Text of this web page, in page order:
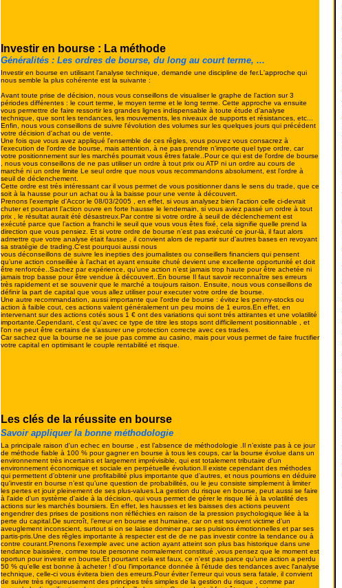
Investir en bourse : La méthode
Généralités : Les ordres de bourse, du long au court terme, ...
Investir en bourse en utilisant l'analyse technique, demande une discipline de fer.L'approche qui
nous semble la plus cohérente est la suivante :
Avant toute prise de décision, nous vous conseillons de visualiser le graphe de l’action sur 3
périodes différentes : le court terme, le moyen terme et le long terme. Cette approche va ensuite
vous permettre de faire ressortir les grandes lignes indispensable à toute étude d'analyse
technique, que sont les tendances, les mouvements, les niveaux de supports et résistances, etc...
Enfin, nous vous conseillons de suivre l'évolution des volumes sur les quelques jours qui précédent
votre décision d'achat ou de vente.
Une fois que vous avez appliqué l'ensemble de ces rêgles, vous pouvez vous consacrez à
l'execution de l'ordre de bourse, mais attention, à ne pas prendre n'importe quel type ordre, car
votre positionnement sur les marchés pourrait vous êtres fatale..Pour ce qui est de l'ordre de bourse
, nous vous conseillons de ne pas utiliser un ordre à tout prix ou ATP ni un ordre au cours de
marché ni un ordre limite Le seul ordre que nous vous recommandons absolument, est l’ordre à
seuil de déclenchement.
Cette ordre est trés intéressant car il vous permet de vous positionner dans le sens du trade, que ce
soit à la hausse pour un achat ou à la baisse pour une vente à découvert.
Prenons l'exemple d'Accor le 08/03/2005 , en effet, si vous analysez bien l'action celle ci-devrait
chuter et pourtant l’action ouvre en forte hausse le lendemain, si vous aviez passé un ordre à tout
prix , le résultat aurait été désastreux.Par contre si votre ordre à seuil de déclenchement est
exécuté parce que l’action a franchi le seuil que vous vous êtes fixé, cela signifie quelle prend la
direction que vous pensiez. Et si votre ordre de bourse n’est pas exécuté ce jour-là, il faut alors
admettre que votre analyse était fausse , il convient alors de repartir sur d'autres bases en revoyant
sa stratégie de trading. C'est pourquoi aussi nous
vous déconseillons de suivre les inepties des journalistes ou conseillers financiers qui pensent
qu’une action conseillée à l’achat et ayant ensuite chuté devient une excellente opportunité et doit
être renforcée..Sachez par expérience, qu’une action n’est jamais trop haute pour être achetée ni
jamais trop basse pour être vendue à découvert. .En bourse Il faut savoir reconnaître ses erreurs
très rapidement et se souvenir que le marché a toujours raison. Ensuite, nous vous conseillons de
définir la part de capital que vous allez utiliser pour executer votre ordre de bourse.
Une autre recommandation, aussi importante que l'ordre de bourse : évitez les penny-stocks ou
action à faible cout, ces actions valent généralement un peu moins de 1 euros.En effet, en
intervenant sur des actions cotés sous 1 € ont des variations qui sont trés attirantes et une volatilité
importante.Cependant, c'est qu'avec ce type de titre les stops sont difficilement positionnable , et
l'on ne peut être certains de s'assurer une protection correcte avec ces trades.
Car sachez que la bourse ne se joue pas comme au casino, mais pour vous permet de faire fructifier
votre capital en optimisant le couple rentabilité et risque.
Les clés de la réussite en bourse
Savoir appliquer la bonne méthodologie
La principale raison d'un echec en bourse , est l’absence de méthodologie .Il n’existe pas à ce jour
de méthode fiable à 100 % pour gagner en bourse à tous les coups, car la bourse évolue dans un
environnement très incertains et largement imprévisible, qui est totalement tributaire d'un
environnement économique et sociale en perpétuelle évolution.Il existe cependant des méthodes
qui permettent d’obtenir une profitabilité plus importante que d’autres, et nous pourrions en déduire
qu'investir en bourse n’est qu’une question de probabilités, ou le jeu consiste simplement à limiter
les pertes et jouir pleinement de ses plus-values. La gestion du risque en bourse, peut aussi se faire
à l'aide d'un système d'aide à la décision, qui vous permet de gérer le risque lié à la volatilité des
actions sur les marchés boursiers. En effet, les hausses et les baisses des actions peuvent
engendrer des prises de positions non réfléchies en raison de la pression psychologique liée à la
perte du capital. De surcroît, l’erreur en bourse est humaine, car on est souvent victime d’un
aveuglement inconscient, surtout si on se laisse dominer par ses pulsions émotionnelles et par ses
partis-pris.Une des rêgles importante à respecter est de de ne pas investir contre la tendance ou à
contre courant.Prenons l'exemple avec une action ayant atteint son plus bas historique dans une
tendance baissière, comme toute personne normalement constitué ,vous pensez que le moment est
oportun pour investir en bourse.Et pourtant cela est faux, ce n'est pas parce qu'une action a perdu
50 % qu'elle est bonne à acheter ! d'ou l'importance donnée à l'étude des tendances avec l'analyse
technique, celle-ci vous évitera bien des erreurs.Pour éviter l'erreur qui vous sera fatale, il convient
de suivre très rigoureusement des principes trés simples de la gestion du risque , comme par